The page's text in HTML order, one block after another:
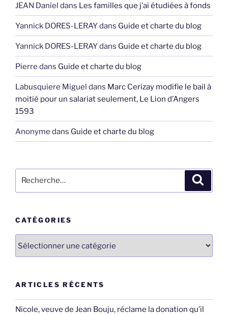
JEAN Daniel dans Les familles que j’ai étudiées à fonds
Yannick DORES-LERAYdans Guide et charte du blog
Yannick DORES-LERAYdans Guide et charte du blog
Pierre dans Guide et charte du blog
Labusquiere Miguel dans Marc Cerizay modifie le bail à
moitié pour un salariat seulement, Le Lion d’Angers
1593
Anonyme dans Guide et charte du blog
pour
CATÉGORIES
ARTICLES RÉCENTS
Nicole, veuve de Jean Bouju, réclame la donation qu’il